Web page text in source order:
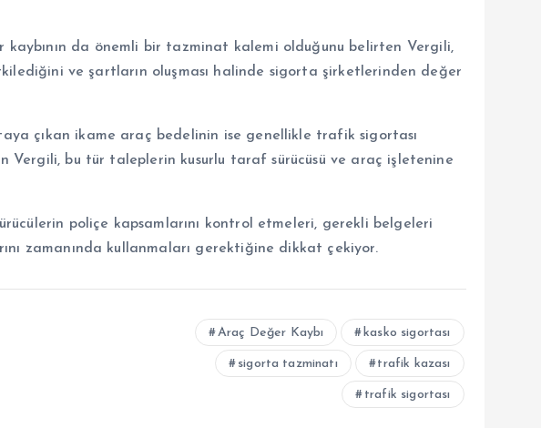
kaybının da önemli bir tazminat kalemi olduğunu belirten Vergili,
ve şartların oluşması halinde sigorta şirketlerinden değer
çıkan ikame araç bedelinin ise genellikle trafik sigortası
Vergili, bu tür taleplerin kusurlu taraf sürücüsü ve araç işletenine
poliçe kapsamlarını kontrol etmeleri, gerekli belgeleri
zamanında kullanmaları gerektiğine dikkat çekiyor.
Araç Değer Kaybı kasko sigortası
sigorta tazminatı trafik kazası
trafik sigortası